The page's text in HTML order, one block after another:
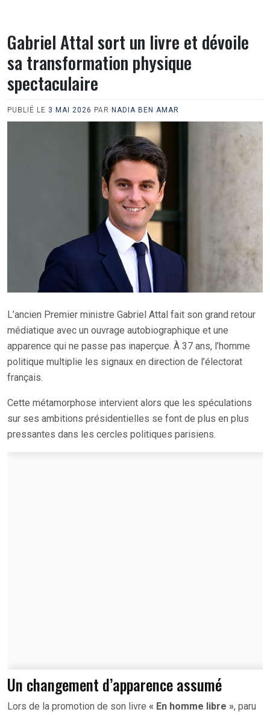
Gabriel Attal sort un livre et dévoile
sa transformation physique
spectaculaire
PUBLIÉ LE 3 MAI 2026 PAR NADIA BEN AMAR
L’ancien Premier ministre Gabriel Attal fait son grand retour
médiatique avec un ouvrage autobiographique et une
apparence qui ne passe pas inaperçue. À 37 ans, l’homme
politique multiplie les signaux en direction de l’électorat
français.
Cette métamorphose intervient alors que les spéculations
sur ses ambitions présidentielles se font de plus en plus
pressantes dans les cercles politiques parisiens.
Un changement d’apparence assumé
Lors de la promotion de son livre « En homme libre », paru